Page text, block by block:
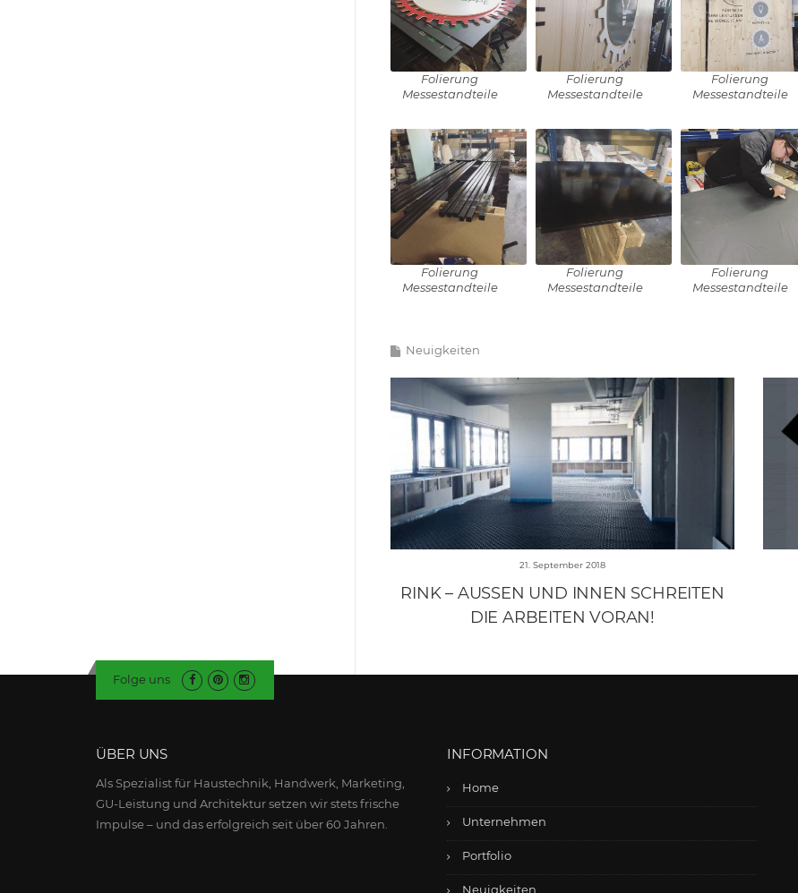
Folierung
Messestandteile
Folierung
Messestandteile
Folierung
Messestandteile
Folierung
Messestandteile
Folierung
Messestandteile
Folierung
Messestandteile
Neuigkeiten
21. September 2018
RINK – AUSSEN UND INNEN SCHREITEN D
IE ARBEITEN VORAN!
Folge uns
ÜBER UNS
Als Spezialist für Haustechnik, Handwerk, Marketing,
GU-Leistung und Architektur setzen wir stets frische
Impulse – und das erfolgreich seit über 60 Jahren.
INFORMATION
Home
Unternehmen
Portfolio
Neuigkeiten